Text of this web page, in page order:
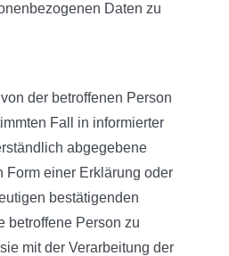
Daten zu
der betroffenen Person
Fall in informierter
abgegebene
Form einer Erklärung oder
bestätigenden
betroffene Person zu
mit der Verarbeitung der